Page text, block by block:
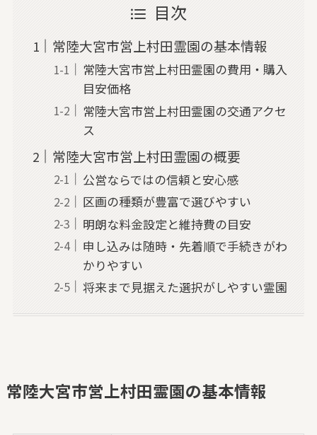
目次
常陸大宮市営上村田霊園の基本情報
常陸大宮市営上村田霊園の費用・購入
目安価格
常陸大宮市営上村田霊園の交通アクセ
ス
常陸大宮市営上村田霊園の概要
公営ならではの信頼と安心感
区画の種類が豊富で選びやすい
明朗な料金設定と維持費の目安
申し込みは随時・先着順で手続きがわ
かりやすい
将来まで見据えた選択がしやすい霊園
常陸大宮市営上村田霊園の基本情報